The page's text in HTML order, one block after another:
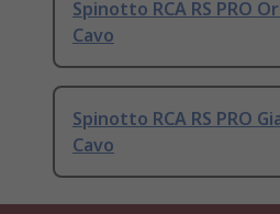
Spinotto RCA RS PRO
Cavo
Spinotto RCA RS PRO
Cavo